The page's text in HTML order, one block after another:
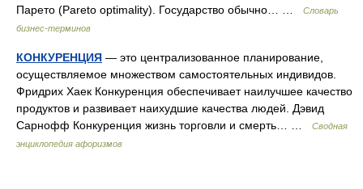
Парето (Pareto optimality). Государство обычно… …
Словарь
бизнес-терминов
КОНКУРЕНЦИЯ — это централизованное планирование,
осуществляемое множеством самостоятельных индивидов.
Фридрих Хаек Конкуренция обеспечивает наилучшее качество
продуктов и развивает наихудшие качества людей. Дэвид
Сарнофф Конкуренция жизнь торговли и смерть… …
Сводная
энциклопедия афоризмов